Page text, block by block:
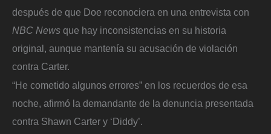
después de que Doe reconociera en una entrevista con
NBC News que hay inconsistencias en su historia
original, aunque mantenía su acusación de violación
contra Carter.
“He cometido algunos errores” en los recuerdos de esa
noche, afirmó la demandante de la denuncia presentada
contra Shawn Carter y ‘Diddy’.